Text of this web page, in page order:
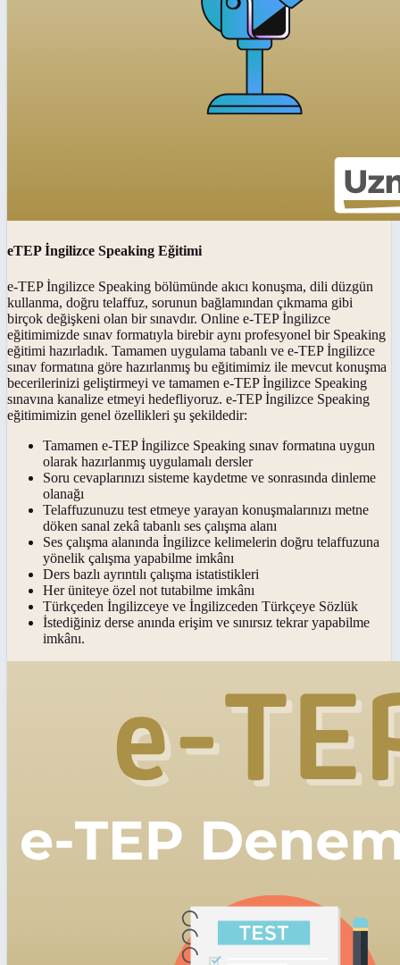
eTEP İngilizce Speaking Eğitimi
e-TEP İngilizce Speaking bölümünde akıcı konuşma, dili düzgün
kullanma, doğru telaffuz, sorunun bağlamından çıkmama gibi
birçok değişkeni olan bir sınavdır. Online e-TEP İngilizce
eğitimimizde sınav formatıyla birebir aynı profesyonel bir Speaking
eğitimi hazırladık. Tamamen uygulama tabanlı ve e-TEP İngilizce
sınav formatına göre hazırlanmış bu eğitimimiz ile mevcut konuşma
becerilerinizi geliştirmeyi ve tamamen e-TEP İngilizce Speaking
sınavına kanalize etmeyi hedefliyoruz. e-TEP İngilizce Speaking
eğitimimizin genel özellikleri şu şekildedir:
Tamamen e-TEP İngilizce Speaking sınav formatına uygun
olarak hazırlanmış uygulamalı dersler
Soru cevaplarınızı sisteme kaydetme ve sonrasında dinleme
olanağı
Telaffuzunuzu test etmeye yarayan konuşmalarınızı metne
döken sanal zekâ tabanlı ses çalışma alanı
Ses çalışma alanında İngilizce kelimelerin doğru telaffuzuna
yönelik çalışma yapabilme imkânı
Ders bazlı ayrıntılı çalışma istatistikleri
Her üniteye özel not tutabilme imkânı
Türkçeden İngilizceye ve İngilizceden Türkçeye Sözlük
İstediğiniz derse anında erişim ve sınırsız tekrar yapabilme
imkânı.